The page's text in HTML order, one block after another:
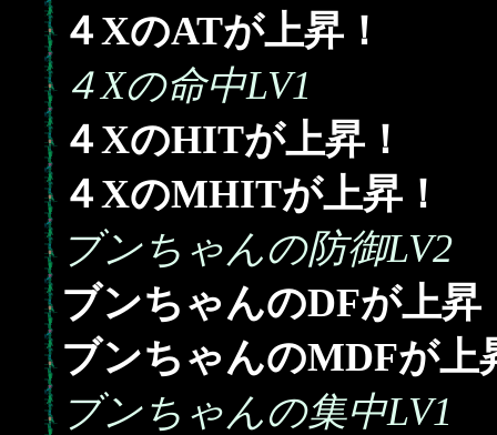
４XのATが上昇！
４Xの命中LV1
４XのHITが上昇！
４XのMHITが上昇！
ブンちゃんの防御LV2
ブンちゃんのDFが上昇
ブンちゃんのMDFが上
ブンちゃんの集中LV1